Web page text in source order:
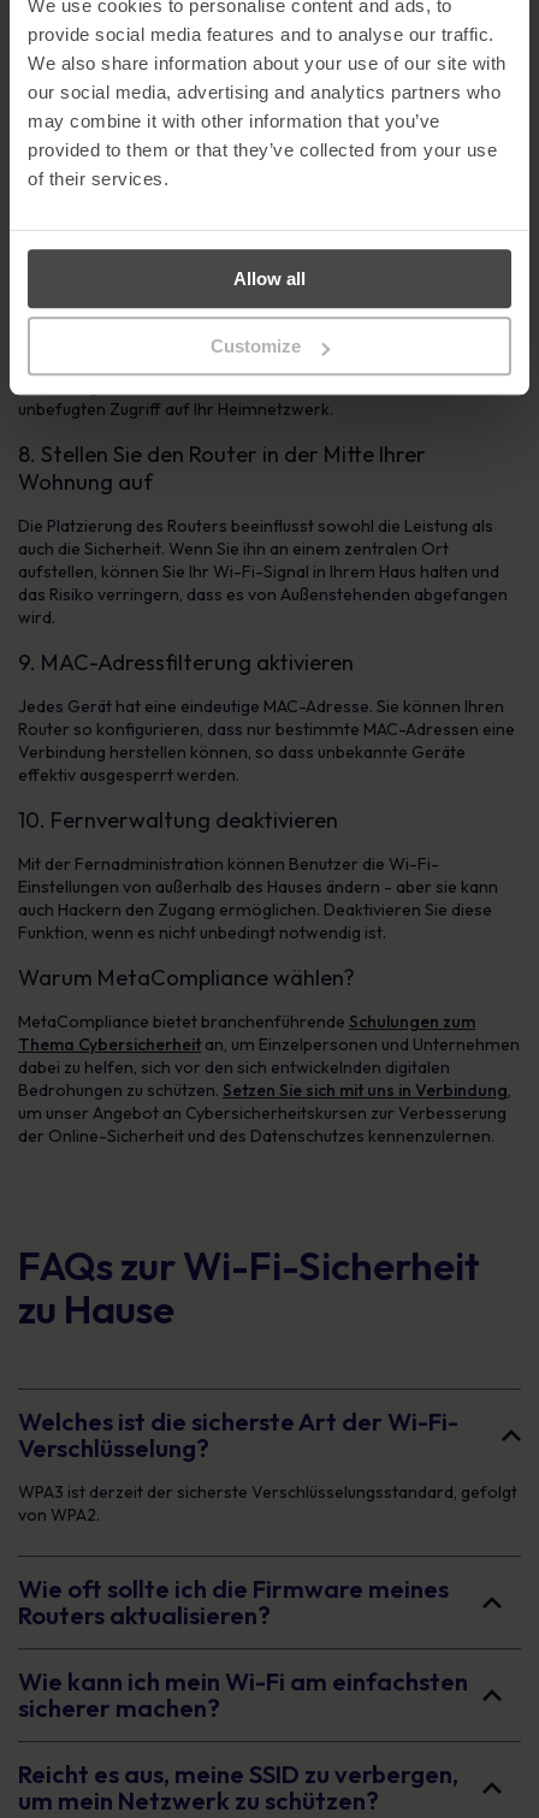
We use cookies to personalise content and ads, to
provide social media features and to analyse our traffic.
We also share information about your use of our site with
our social media, advertising and analytics partners who
may combine it with other information that you’ve
provided to them or that they’ve collected from your use
of their services.
Allow all
Customize
Cyberangriffen, wenn Sie nicht in der Nähe sind, um Ihre
Netzwerkaktivitäten zu überwachen.
6. Halten Sie die Router-Software auf dem
neuesten Stand
Aktualisieren Sie regelmäßig die Firmware Ihres Routers, um
Sicherheitslücken zu schließen. Viele Router führen keine
manuell, ob Ihr System über die neuesten
Sicherheitsverbesserungen verfügt.
Die meisten Router verfügen über eine integrierte Firewall -
stellen Sie sicher, dass sie eingeschaltet ist. Eine Firewall hilft,
unbefugten Zugriff auf Ihr Heimnetzwerk.
8. Stellen Sie den Router in der Mitte Ihrer
Wohnung auf
Die Platzierung des Routers beeinflusst sowohl die Leistung als
auch die Sicherheit. Wenn Sie ihn an einem zentralen Ort
aufstellen, können Sie Ihr Wi-Fi-Signal in Ihrem Haus halten und
das Risiko verringern, dass es von Außenstehenden abgefangen
wird.
9. MAC-Adressfilterung aktivieren
Jedes Gerät hat eine eindeutige MAC-Adresse. Sie können Ihren
Router so konfigurieren, dass nur bestimmte MAC-Adressen eine
Verbindung herstellen können, so dass unbekannte Geräte
effektiv ausgesperrt werden.
10. Fernverwaltung deaktivieren
Mit der Fernadministration können Benutzer die Wi-Fi-
Einstellungen von außerhalb des Hauses ändern - aber sie kann
auch Hackern den Zugang ermöglichen. Deaktivieren Sie diese
Funktion, wenn es nicht unbedingt notwendig ist.
Warum MetaCompliance wählen?
MetaCompliance bietet branchenführende Schulungen zum
Thema Cybersicherheit an, um Einzelpersonen und Unternehmen
dabei zu helfen, sich vor den sich entwickelnden digitalen
Bedrohungen zu schützen. Setzen Sie sich mit uns in Verbindung,
um unser Angebot an Cybersicherheitskursen zur Verbesserung
der Online-Sicherheit und des Datenschutzes kennenzulernen.
FAQs zur Wi-Fi-Sicherheit
zu Hause
Welches ist die sicherste Art der Wi-Fi-
Verschlüsselung?
WPA3 ist derzeit der sicherste Verschlüsselungsstandard, gefolgt
von WPA2.
Wie oft sollte ich die Firmware meines
Routers aktualisieren?
Wie kann ich mein Wi-Fi am einfachsten
sicherer machen?
Reicht es aus, meine SSID zu verbergen,
um mein Netzwerk zu schützen?